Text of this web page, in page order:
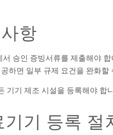
항
승인 증빙서류를 제출해야
하면 일부 규제 요건을 완화할
기기 제조 시설을 등록해야 합
기 등록 절